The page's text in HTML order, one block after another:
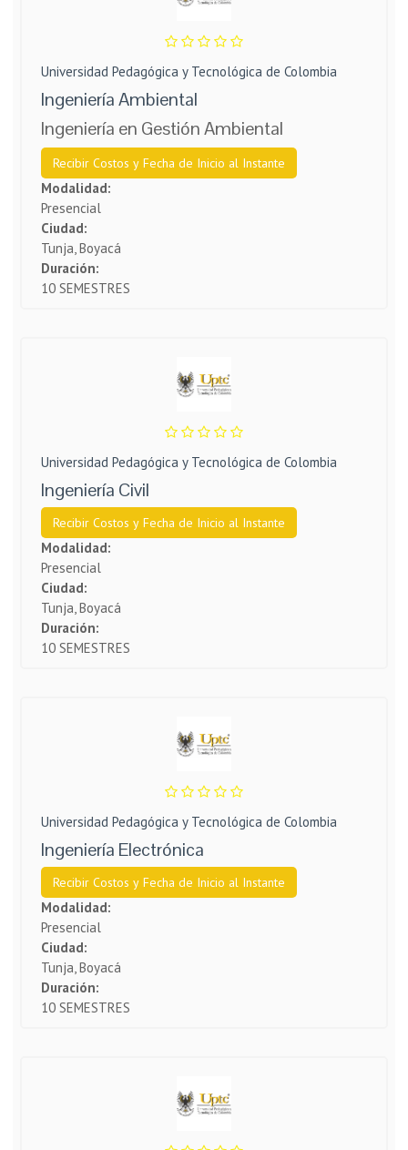
Universidad Pedagógica y Tecnológica de Colombia
Ingeniería Ambiental
Ingeniería en Gestión Ambiental
Recibir Costos y Fecha de Inicio al Instante
Modalidad:
Presencial
Ciudad:
Tunja, Boyacá
Duración:
10 SEMESTRES
Universidad Pedagógica y Tecnológica de Colombia
Ingeniería Civil
Recibir Costos y Fecha de Inicio al Instante
Modalidad:
Presencial
Ciudad:
Tunja, Boyacá
Duración:
10 SEMESTRES
Universidad Pedagógica y Tecnológica de Colombia
Ingeniería Electrónica
Recibir Costos y Fecha de Inicio al Instante
Modalidad:
Presencial
Ciudad:
Tunja, Boyacá
Duración:
10 SEMESTRES